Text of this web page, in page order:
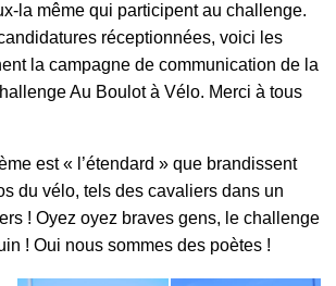
la même qui participent au challenge.
réceptionnées, voici les
la campagne de communication de la
Au Boulot à Vélo. Merci à tous
est « l’étendard » que brandissent
du vélo, tels des cavaliers dans un
! Oyez oyez braves gens, le challenge
! Oui nous sommes des poètes !